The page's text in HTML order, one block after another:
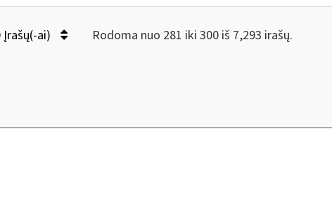
Įrašų(-ai) Rodoma nuo 281 iki 300 iš 7,293 irašų.